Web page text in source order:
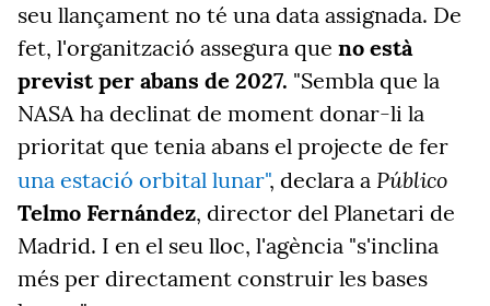
seu llançament no té una data assignada. De
fet, l'organització assegura que no està
previst per abans de 2027. "Sembla que la
NASA ha declinat de moment donar-li la
prioritat que tenia abans el projecte de fer
una estació orbital lunar", declara a Público
Telmo Fernández, director del Planetari de
Madrid. I en el seu lloc, l'agència "s'inclina
més per directament construir les bases